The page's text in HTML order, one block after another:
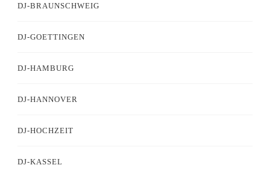
DJ-BRAUNSCHWEIG
DJ-GOETTINGEN
DJ-HAMBURG
DJ-HANNOVER
DJ-HOCHZEIT
DJ-KASSEL